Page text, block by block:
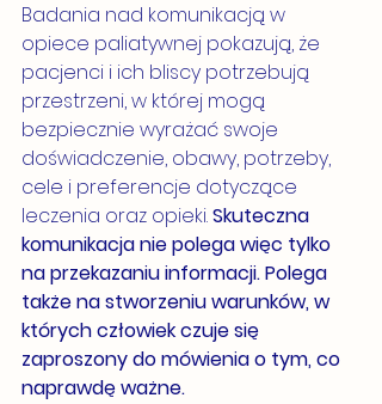
Badania nad komunikacją w
opiece paliatywnej pokazują, że
pacjenci i ich bliscy potrzebują
przestrzeni, w której mogą
bezpiecznie wyrażać swoje
doświadczenie, obawy, potrzeby,
cele i preferencje dotyczące
leczenia oraz opieki. Skuteczna
komunikacja nie polega więc tylko
na przekazaniu informacji. Polega
także na stworzeniu warunków, w
których człowiek czuje się
zaproszony do mówienia o tym, co
naprawdę ważne.